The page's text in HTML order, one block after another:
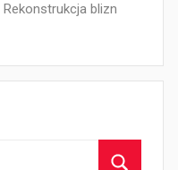
Rekonstrukcja blizn